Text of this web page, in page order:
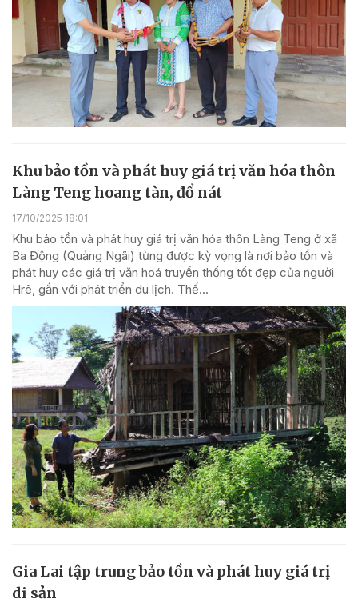
Khu bảo tồn và phát huy giá trị văn hóa thôn
Làng Teng hoang tàn, đổ nát
17/10/2025 18:01
Khu bảo tồn và phát huy giá trị văn hóa thôn Làng Teng ở xã
Ba Động (Quảng Ngãi) từng được kỳ vọng là nơi bảo tồn và
phát huy các giá trị văn hoá truyền thống tốt đẹp của người
Hrê, gắn với phát triển du lịch. Thế...
Gia Lai tập trung bảo tồn và phát huy giá trị
di sản